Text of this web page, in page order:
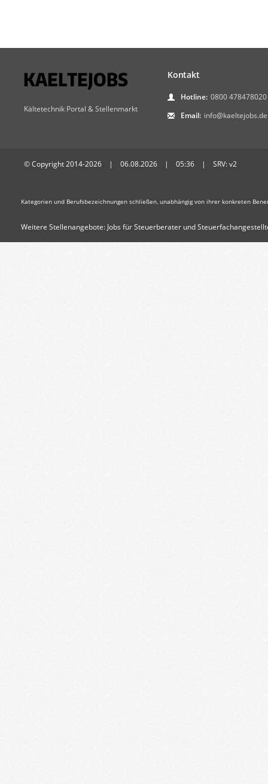
Kältetechnik Portal & Stellenmarkt
Kontakt
Hotline: 0800 478478020
Email: info@kaeltejobs.de
© Copyright 2014-2026 | 06.08.2026 | 05:36 | SRV: v2
Kategorien und Berufsbezeichnungen schließen, unabhängig von ihrer konkreten
Weitere Stellenangebote: Jobs für Steuerberater und